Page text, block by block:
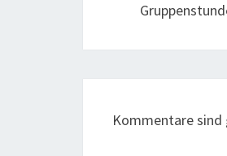
Kommentare sind